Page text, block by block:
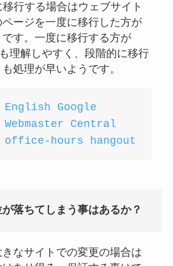
行する場合はウェブサイト
ージを一度に移行した方が
です。一度に移行する方が
理解しやすく、段階的に移行
処理が早いようです。
English Google
Webmaster Central
office-hours hangout
落ちてしまう事はあるか？
なサイトでの変更の場合は